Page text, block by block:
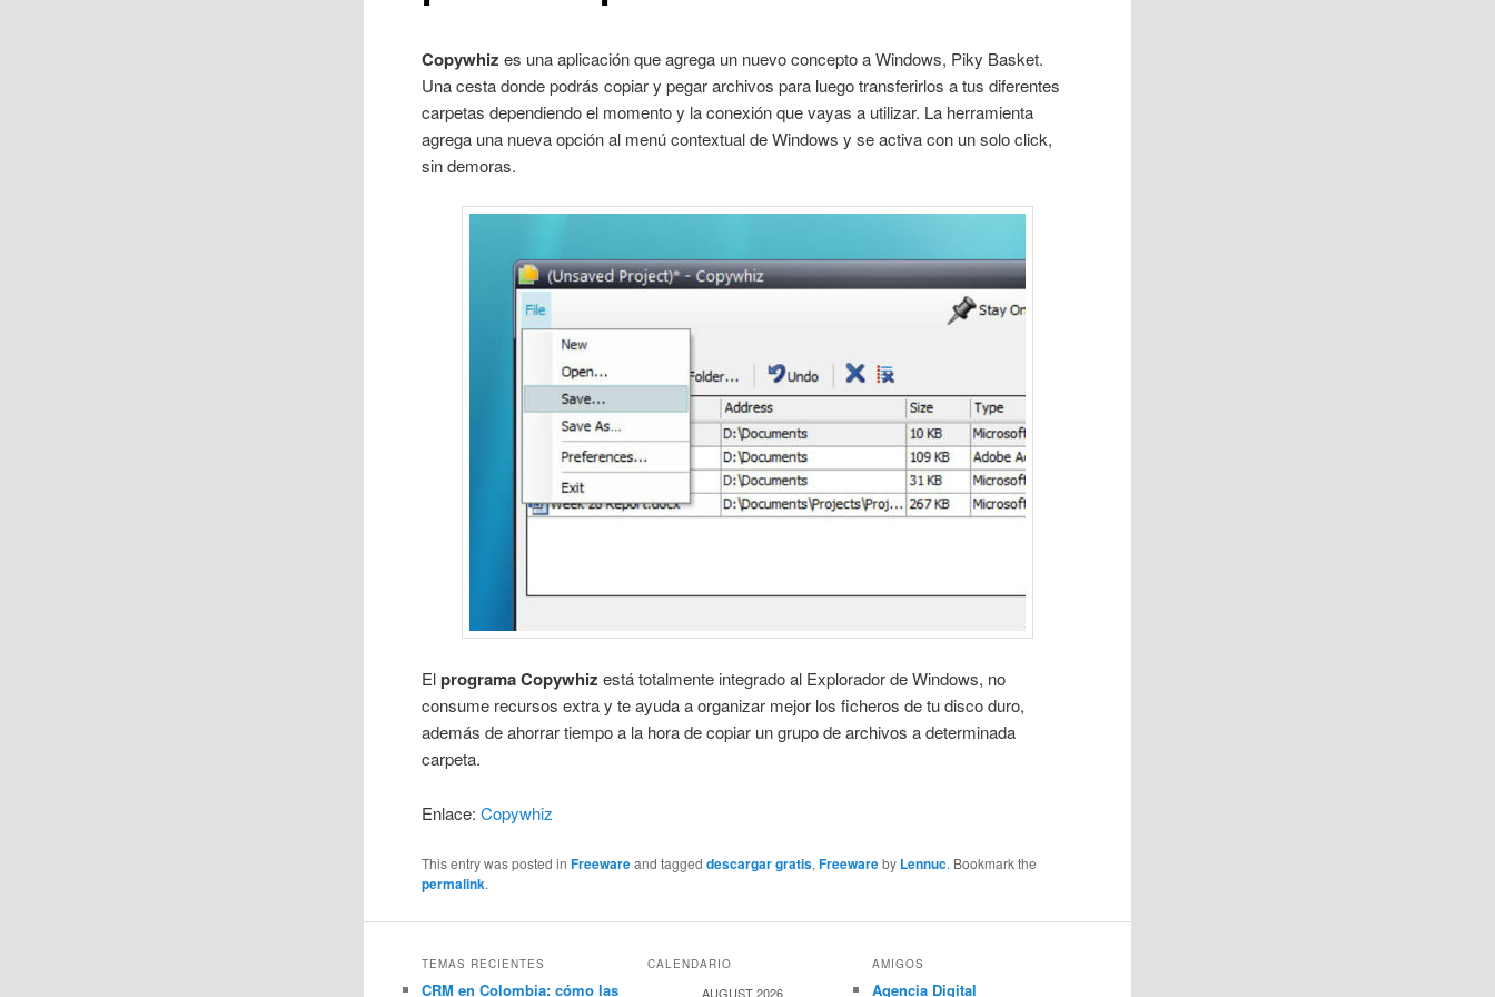
Copywhiz es una aplicación que agrega un nuevo concepto a Windows, Piky Basket.
Una cesta donde podrás copiar y pegar archivos para luego transferirlos a tus diferentes
carpetas dependiendo el momento y la conexión que vayas a utilizar. La herramienta
agrega una nueva opción al menú contextual de Windows y se activa con un solo click,
sin demoras.
Elprograma Copywhiz está totalmente integrado al Explorador de Windows, no
consume recursos extra y te ayuda a organizar mejor los ficheros de tu disco duro,
además de ahorrar tiempo a la hora de copiar un grupo de archivos a determinada
carpeta.
Enlace:Copywhiz
This entry was posted inFreewareand taggeddescargar gratis,Freewareby Lennuc. Bookmark the
permalink.
TEMAS RECIENTES
CRM en Colombia: cómo las
CALENDARIO
AUGUST 2026
AMIGOS
Agencia Digital